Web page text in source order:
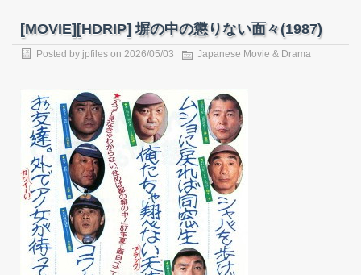
[MOVIE][HDRIP] 塀の中の懲りない面々(1987)
Posted by jpfiles on 2026/05/03 Japanese Movie & Drama